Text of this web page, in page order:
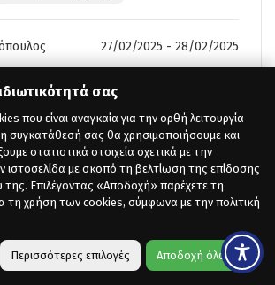
σας
που είναι αναγκαία για την ορθή λειτουργία
συγκατάθεσή σας θα χρησιμοποιήσουμε και
στατιστικά στοιχεία σχετικά με την
ιστοσελίδα με σκοπό τη βελτίωση της επίδοσης
της. Επιλέγοντας «Αποδοχή» παρέχετε τη
τη χρήση των cookies, σύμφωνα με την πολιτική
Περισσότερες επιλογές Αποδοχή όλων
27/02/2025 - 28/02/2025
συγκομιδή
Δυτική Μακεδονία